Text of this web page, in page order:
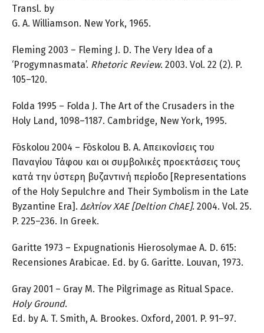
Transl. by
G. A. Williamson. New York, 1965.
Fleming 2003 – Fleming J. D. The Very Idea of a
‘Progymnasmata’. Rhetoric Review. 2003. Vol. 22 (2). P.
105–120.
Folda 1995 – Folda J. The Art of the Crusaders in the
Holy Land, 1098–1187. Cambridge, New York, 1995.
Fōskolou 2004 – Fōskolou B. A. Απεικονίσεις του
Παναγίου Τάφου και οι συμβολικές προεκτάσεις τους
κατά την ύστερη βυζαντινή περίοδο [Representations
of the Holy Sepulchre and Their Symbolism in the Late
Byzantine Era]. Δελτίον ΧΑΕ [Deltion ChAE]. 2004. Vol. 25.
P. 225–236. In Greek.
Garitte 1973 – Expugnationis Hierosolymae A. D. 615:
Recensiones Arabicae. Ed. by G. Garitte. Louvan, 1973.
Gray 2001 – Gray M. The Pilgrimage as Ritual Space.
Holy Ground.
Ed. by A. T. Smith, A. Brookes. Oxford, 2001. P. 91–97.